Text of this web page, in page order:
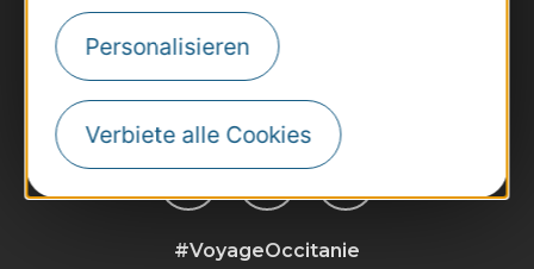
Personalisieren
Verbiete alle Cookies
#VoyageOccitanie